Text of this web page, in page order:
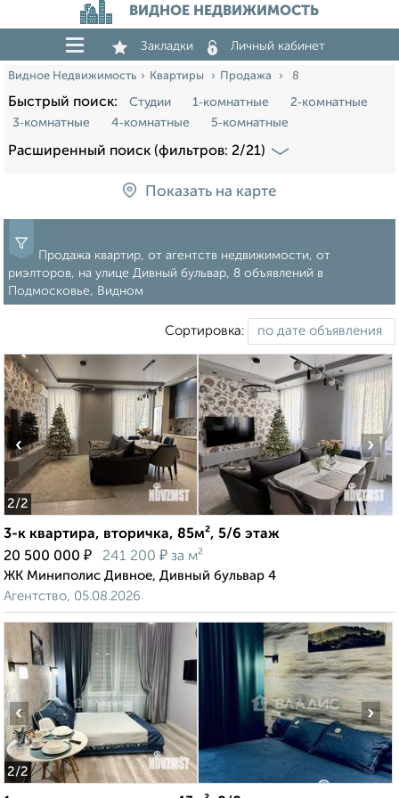
ВИДНОЕ НЕДВИЖИМОСТЬ
Закладки Личный кабинет
Видное Недвижимость Квартиры Продажа 8
Быстрый поиск: Студии 1‑комнатные
2‑комнатные
3‑комнатные
4‑комнатные 5‑комнатные
Расширенный поиск (фильтров: 2/21)
Показать на карте
Продажа квартир, от агентств недвижимости, от
риэлторов, на улице Дивный бульвар, 8 объявлений в
Подмосковье, Видном
Сортировка:
2/2
‹ ›
3-к квартира, вторичка, 85м², 5/6 этаж
20 500 000 ₽ 241 200 ₽ за м²
ЖК Миниполис Дивное, Дивный бульвар 4
Агентство, 05.08.2026
2/2
‹ ›